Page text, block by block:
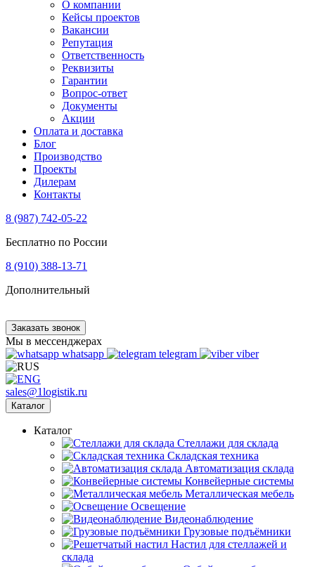
О компании
Кейсы проектов
Вакансии
Репутация
Ответственность
Реквизиты
Гарантии
Вопрос-ответ
Документы
Акции
Оплата и доставка
Блог
Производство
Проекты
Дилерам
Контакты
8 (987) 742-05-22
Бесплатно по России
8 (910) 388-13-71
Дополнительный
Заказать звонок
Мы в мессенджерах
whatsapp
telegram viber
sales@1logistik.ru
Каталог
Каталог
Cтеллажи для склада
Складская техника
Автоматизация склада
Конвейерные системы
Металлическая мебель
Освещение
Видеонаблюдение
Грузовые подъёмники
Настил для стеллажей и
склада